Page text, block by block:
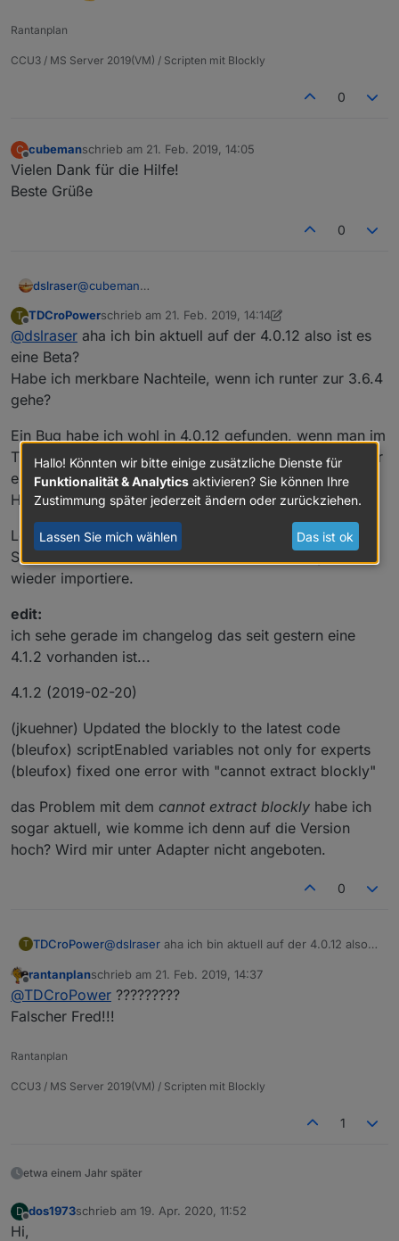
Rantanplan
CCU3 / MS Server 2019(VM) / Scripten mit Blockly
0
C
Offline
cubemanschrieb am 21. Feb. 2019, 14:05
zuletzt editiert von
Vielen Dank für die Hilfe!
Beste Grüße
0
dslraser@cubeman
größer 3.6.4 ist Beta und hat noch Fehler)
T
Offline
TDCroPowerschrieb am 21. Feb. 2019, 14:14
zuletzt editiert von TDCroPower
@dslraser aha ich bin aktuell auf der 4.0.12 also ist es
eine Beta?
Habe ich merkbare Nachteile, wenn ich runter zur 3.6.4
gehe?
Ein Bug habe ich wohl in 4.0.12 gefunden, wenn man im
Trigger ein 2tes Objekt hinzufügt und es danach wieder
entfernen will bleibt es als unlöschbarer shadowim
Hintergrund.
Löschen kann ich es dann nur, wenn ich im Export den
Shadow Teil unten löschen und meinen Blockly Code
wieder importiere.
edit:
ich sehe gerade im changelog das seit gestern eine
4.1.2 vorhanden ist...
4.1.2 (2019-02-20)
(jkuehner) Updated the blockly to the latest code
(bleufox) scriptEnabled variables not only for experts
(bleufox) fixed one error with "cannot extract blockly"
das Problem mit dem cannot extract blockly habe ich
sogar aktuell, wie komme ich denn auf die Version
hoch? Wird mir unter Adapter nicht angeboten.
0
T TDCroPower@dslraser aha ich bin aktuell auf der 4.0.12 also
Habe ich merkbare Nachteile, wenn ich runter
zur 3.6.4 gehe?
Ein Bug habe ich wohl in 4.0.12 gefunden, wenn
man im Trigger ein 2tes Objekt hinzufügt und es
danach wieder entfernen will bleibt es als
Löschen kann ich es dann nur, wenn ich im
eine 4.1.2 vorhanden ist...
4.1.2 (2019-02-20)
(bleufox) scriptEnabled variables not only for
(bleufox) fixed one error with "cannot extract
blockly"
ich sogar aktuell, wie komme ich denn auf die
Version hoch? Wird mir unter Adapter nicht
Offline
rantanplanschrieb am 21. Feb. 2019, 14:37
zuletzt editiert von
@TDCroPower ?????????
Falscher Fred!!!
Rantanplan
CCU3 / MS Server 2019(VM) / Scripten mit Blockly
1
etwa einem Jahr später
D
Offline
dos1973schrieb am 19. Apr. 2020, 11:52
zuletzt editiert von
Hi,
Hallo! Könnten wir bitte einige zusätzliche Dienste für
Funktionalität & Analytics aktivieren? Sie können Ihre
Zustimmung später jederzeit ändern oder zurückziehen.
Lassen Sie mich wählen Das ist ok